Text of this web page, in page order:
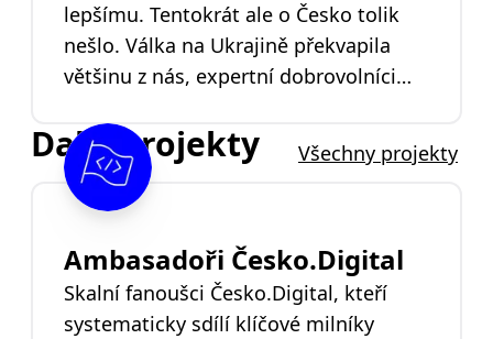
lepšímu. Tentokrát ale o Česko tolik
nešlo. Válka na Ukrajině překvapila
většinu z nás, expertní dobrovolníci
se ukázalo, jak tvůrčí komunita dokáže
být, když se spojí touha pomoci s
kvalitním zázemím. Tady je výběr těch
Další projekty Všechny projekty
Ambasadoři Česko.Digital
Skalní fanoušci Česko.Digital, kteří
systematicky sdílí klíčové milníky